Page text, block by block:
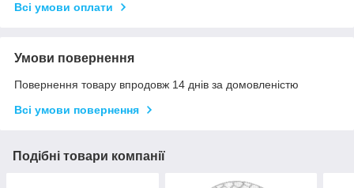
Всі умови оплати
Умови повернення
Повернення товару впродовж 14 днів за домовленістю
Всі умови повернення
Подібні товари компанії